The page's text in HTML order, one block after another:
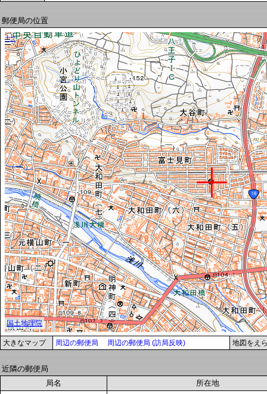
郵便局の位置
大きなマップ 周辺の郵便局 周辺の郵便局 (訪局反映) 地図をえ
近隣の郵便局
局名
所在地